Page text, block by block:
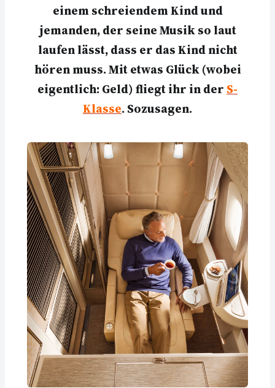
einem schreiendem Kind und
jemanden, der seine Musik so laut
laufen lässt, dass er das Kind nicht
hören muss. Mit etwas Glück (wobei
eigentlich: Geld) fliegt ihr in der S-
Klasse. Sozusagen.